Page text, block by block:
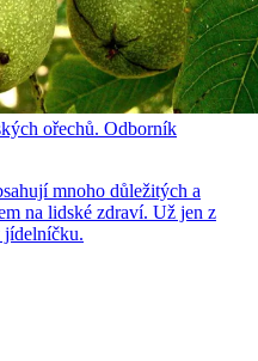
ořechů. Odborník
mnoho důležitých a
na lidské zdraví. Už jen z
jídelníčku.